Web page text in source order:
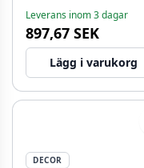
Leverans inom 3 dagar
897,67 SEK
Lägg i varukorg
DECOR